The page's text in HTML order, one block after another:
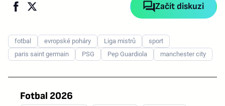
Začít diskuzi
fotbal evropské poháry Liga mistrů
sport
paris saint germain
PSG Pep Guardiola manchester city
Fotbal 2026